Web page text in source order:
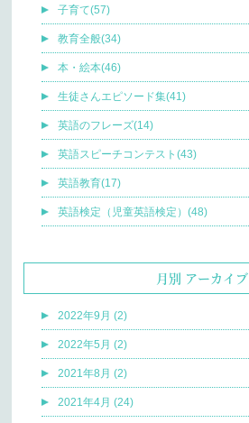
子育て(57)
教育全般(34)
本・絵本(46)
生徒さんエピソード集(41)
英語のフレーズ(14)
英語スピーチコンテスト(43)
英語教育(17)
英語検定（児童英語検定）(48)
月別 アーカイブ
2022年9月 (2)
2022年5月 (2)
2021年8月 (2)
2021年4月 (24)